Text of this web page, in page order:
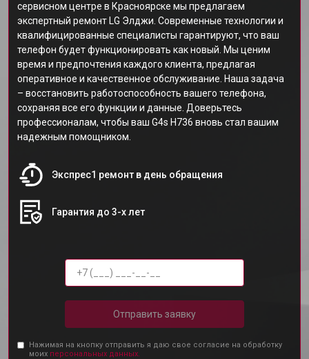
сервисном центре в Красноярске мы предлагаем
экспертный ремонт LG Элджи. Современные технологии и
квалифицированные специалисты гарантируют, что ваш
телефон будет функционировать как новый. Мы ценим
время и предпочтения каждого клиента, предлагая
оперативное и качественное обслуживание. Наша задача
– восстановить работоспособность вашего телефона,
сохраняя все его функции и данные. Доверьтесь
профессионалам, чтобы ваш G4s H736 вновь стал вашим
надежным помощником.
Экспрес1 ремонт в день обращения
Гарантия до 3-х лет
Отправить заявку
Нажимая на кнопку отправить я даю свое согласие на обработку
моих персональных данных.